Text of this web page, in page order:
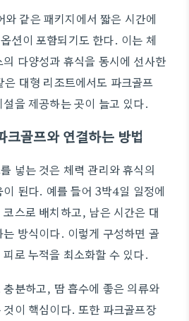
와 같은 패키지에서 짧은 시간에
션이 포함되기도 한다. 이는 체
다양성과 휴식을 동시에 선사한
대형 리조트에서도 파크골프
을 제공하는 곳이 늘고 있다.
크골프와 연결하는 방법
넣는 것은 체력 관리와 휴식의
된다. 예를 들어 3박4일 일정에
스로 배치하고, 남은 시간은 대
방식이다. 이렇게 구성하면 골
로 누적을 최소화할 수 있다.
분하고, 땀 흡수에 좋은 의류와
이 핵심이다. 또한 파크골프장